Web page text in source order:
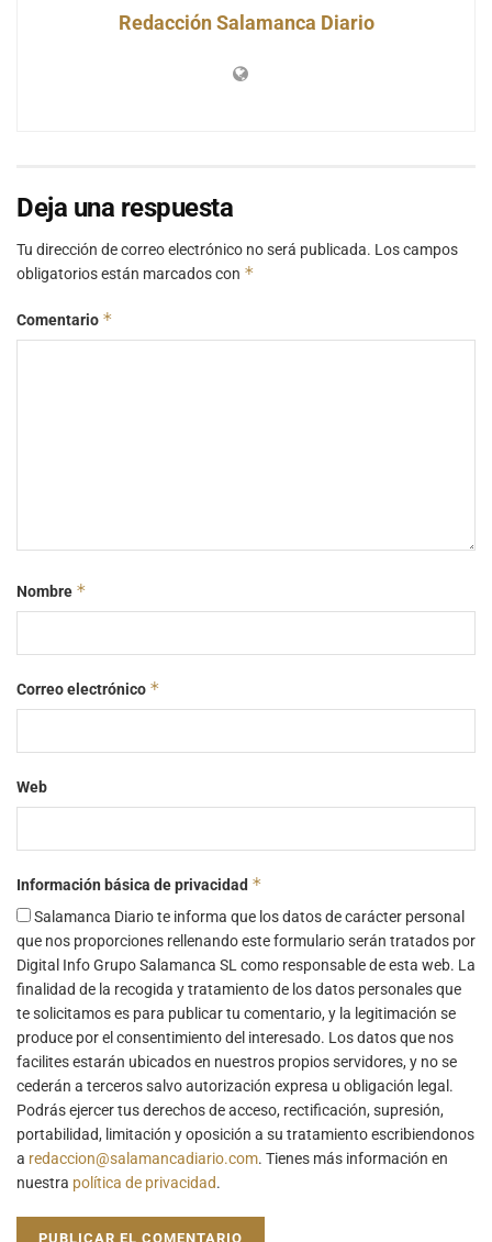
Redacción Salamanca Diario
Deja una respuesta
Tu dirección de correo electrónico no será publicada. Los campos
obligatorios están marcados con *
Comentario *
Nombre *
Correo electrónico *
Web
Información básica de privacidad *
Salamanca Diario te informa que los datos de carácter personal
que nos proporciones rellenando este formulario serán tratados por
Digital Info Grupo Salamanca SL como responsable de esta web. La
finalidad de la recogida y tratamiento de los datos personales que
te solicitamos es para publicar tu comentario, y la legitimación se
produce por el consentimiento del interesado. Los datos que nos
facilites estarán ubicados en nuestros propios servidores, y no se
cederán a terceros salvo autorización expresa u obligación legal.
Podrás ejercer tus derechos de acceso, rectificación, supresión,
portabilidad, limitación y oposición a su tratamiento escribiendonos
a redaccion@salamancadiario.com. Tienes más información en
nuestra política de privacidad.